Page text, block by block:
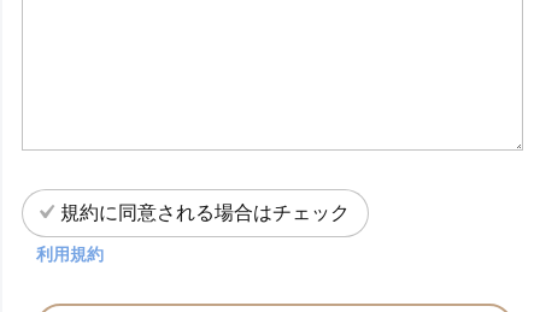
規約に同意される場合はチェック
利用規約